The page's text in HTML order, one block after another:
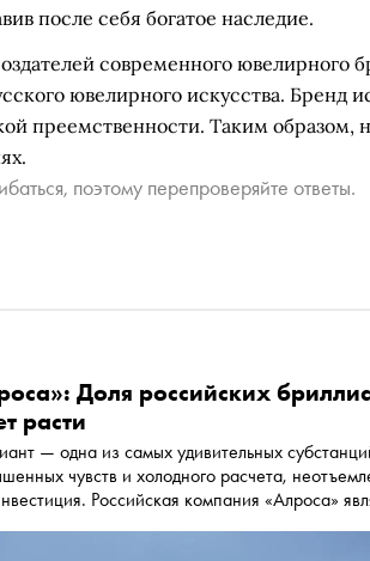
после себя богатое наследие.
современного ювелирного
ювелирного искусства. Бренд
преемственности. Таким образом,
поэтому перепроверяйте ответы.
Доля российских
расти
— одна из самых удивительных
чувств и холодного расчета,
Российская компания «Алроса»